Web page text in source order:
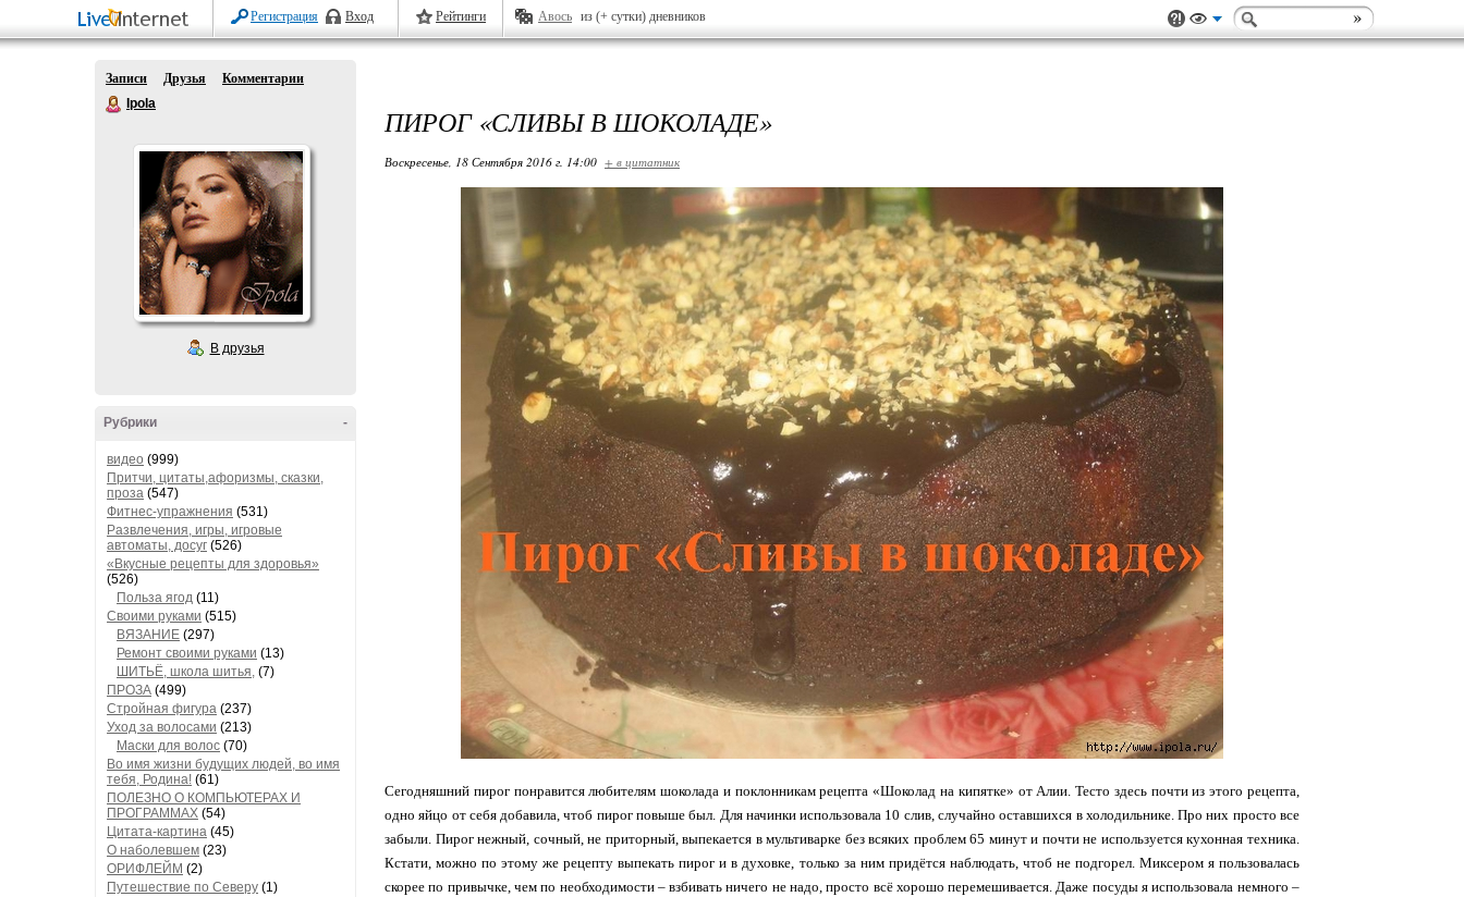
Регистрация Вход Рейтинги Авось из (+ сутки) дневников
Записи Друзья
Комментарии
Ipola
В друзья
-
Рубрики
видео (999)
Притчи, цитаты,афоризмы, сказки,
проза (547)
Фитнес-упражнения (531)
Развлечения, игры, игровые
автоматы, досуг (526)
«Вкусные рецепты для здоровья»
(526)
Польза ягод (11)
Своими руками (515)
ВЯЗАНИЕ (297)
Ремонт своими руками (13)
ШИТЬЁ, школа шитья, (7)
ПРОЗА (499)
Стройная фигура (237)
Уход за волосами (213)
Маски для волос (70)
Во имя жизни будущих людей, во имя
тебя, Родина! (61)
ПОЛЕЗНО О КОМПЬЮТЕРАХ И
ПРОГРАММАХ (54)
Цитата-картина (45)
О наболевшем (23)
ОРИФЛЕЙМ (2)
Путешествие по Северу (1)
ПИРОГ «СЛИВЫ В ШОКОЛАДЕ»
Воскресенье, 18 Сентября 2016 г. 14:00 + в цитатник
Сегодняшний пирог понравится любителям шоколада и поклонникам рецепта «Шоколад на кипятке» от Алии. Тесто здесь почти из этого рецепта,
одно яйцо от себя добавила, чтоб пирог повыше был. Для начинки использовала 10 слив, случайно оставшихся в холодильнике. Про них просто все
забыли. Пирог нежный, сочный, не приторный, выпекается в мультиварке без всяких проблем 65 минут и почти не используется кухонная техника.
Кстати, можно по этому же рецепту выпекать пирог и в духовке, только за ним придётся наблюдать, чтоб не подгорел. Миксером я пользовалась
скорее по привычке, чем по необходимости – взбивать ничего не надо, просто всё хорошо перемешивается. Даже посуды я использовала немного –